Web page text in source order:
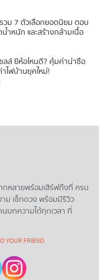
วม 7 ตัวเลือกยอดนิยม ตอบ
ำหนัก และสร้างกล้ามเนื้อ
ลล์ ยี่ห้อไหนดี? คุ้มค่าน่าซื้อ
ไฟบ้านยุคใหม่!
กหลายพร้อมเสิร์ฟถึงที่ ครบ
ม เช็กดวง พร้อมมีรีวิว
บทความได้ทุกเวลา ที่
YOUR FRIEND